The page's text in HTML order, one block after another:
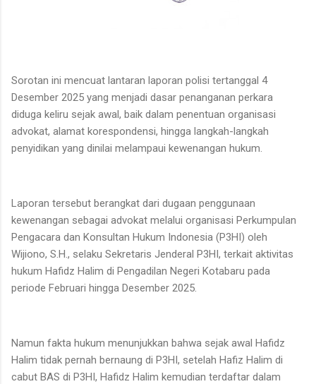
Sorotan ini mencuat lantaran laporan polisi tertanggal 4
Desember 2025 yang menjadi dasar penanganan perkara
diduga keliru sejak awal, baik dalam penentuan organisasi
advokat, alamat korespondensi, hingga langkah-langkah
penyidikan yang dinilai melampaui kewenangan hukum.
Laporan tersebut berangkat dari dugaan penggunaan
kewenangan sebagai advokat melalui organisasi Perkumpulan
Pengacara dan Konsultan Hukum Indonesia (P3HI) oleh
Wijiono, S.H., selaku Sekretaris Jenderal P3HI, terkait aktivitas
hukum Hafidz Halim di Pengadilan Negeri Kotabaru pada
periode Februari hingga Desember 2025.
Namun fakta hukum menunjukkan bahwa sejak awal Hafidz
Halim tidak pernah bernaung di P3HI, setelah Hafiz Halim di
cabut BAS di P3HI, Hafidz Halim kemudian terdaftar dalam